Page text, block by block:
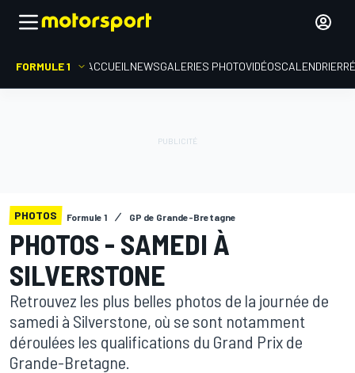
FORMULE 1 ACCUEIL NEWSGALERIES PHOTOVIDÉOSCALENDRIER
PHOTOS Formule 1 GP de Grande-Bretagne
PHOTOS - SAMEDI À
SILVERSTONE
Retrouvez les plus belles photos de la journée de
samedi à Silverstone, où se sont notamment
déroulées les qualifications du Grand Prix de
Grande-Bretagne.